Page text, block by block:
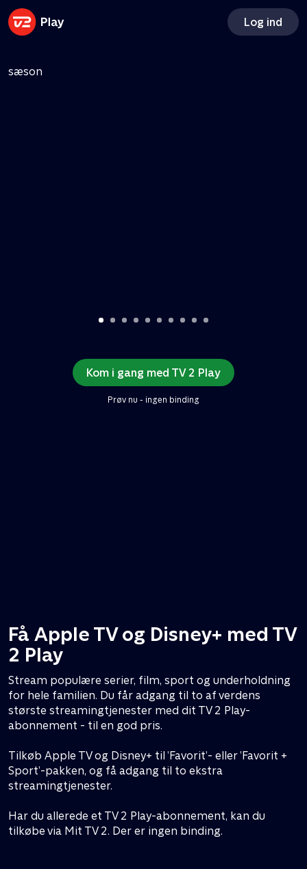
Log ind
Ny sæson
Forræder
sæson
Kom i gang med TV 2 Play
Prøv nu - ingen binding
Få Apple TV og Disney+ med TV
2 Play
Stream populære serier, film, sport og underholdning
for hele familien. Du får adgang til to af verdens
største streamingtjenester med dit TV 2 Play-
abonnement - til en god pris.
Tilkøb Apple TV og Disney+ til ’Favorit’- eller ’Favorit +
Sport’-pakken, og få adgang til to ekstra
streamingtjenester.
Har du allerede et TV 2 Play-abonnement, kan du
tilkøbe via Mit TV 2. Der er ingen binding.